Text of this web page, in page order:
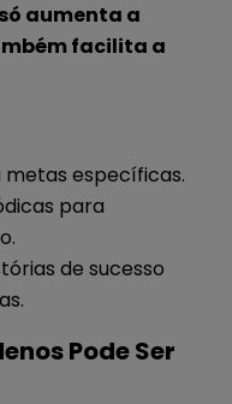
aumenta a
facilita a
metas específicas.
para
de sucesso
Pode Ser